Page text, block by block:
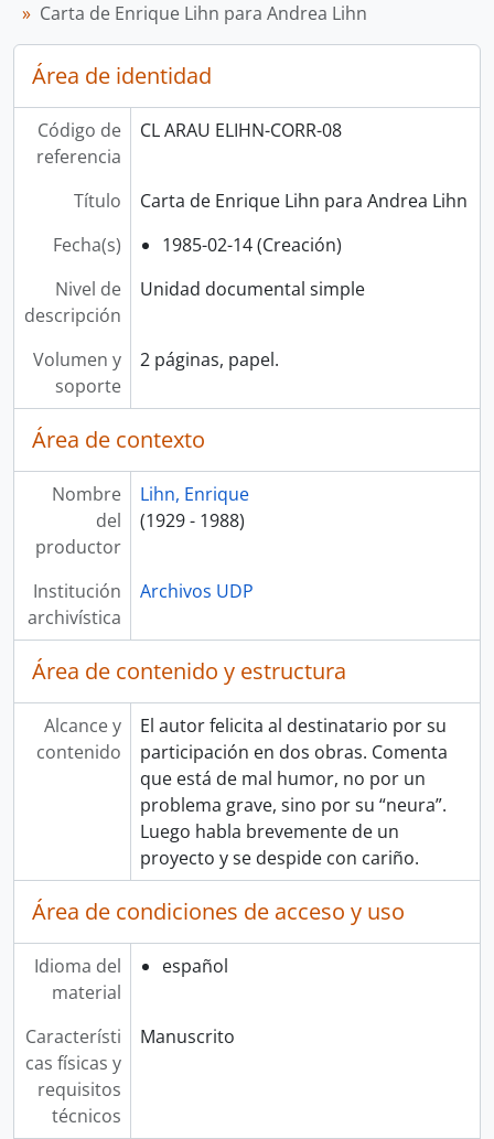
Carta de Enrique Lihn para Andrea Lihn
Área de identidad
Código de
referencia
CL ARAU ELIHN-CORR-08
Título
Carta de Enrique Lihn para Andrea Lihn
Fecha(s)
1985-02-14 (Creación)
Nivel de
descripción
Unidad documental simple
Volumen y
soporte
2 páginas, papel.
Área de contexto
Nombre
del
productor
Lihn, Enrique
(1929 - 1988)
Institución
archivística
Archivos UDP
Área de contenido y estructura
Alcance y
contenido
El autor felicita al destinatario por su
participación en dos obras. Comenta
que está de mal humor, no por un
problema grave, sino por su “neura”.
Luego habla brevemente de un
proyecto y se despide con cariño.
Área de condiciones de acceso y uso
Idioma del
material
español
Característi
cas físicas y
requisitos
técnicos
Manuscrito